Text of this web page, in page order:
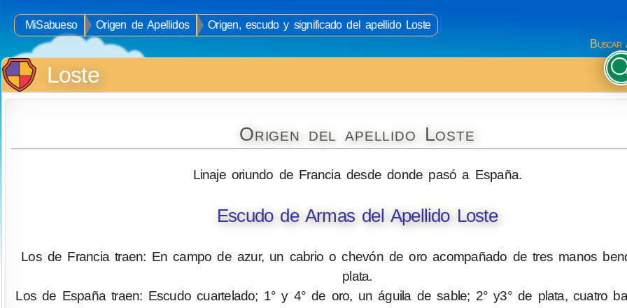
MiSabueso Origen de Apellidos
Origen, escudo y significado del apellido Loste
Buscar
Loste
Origen del apellido Loste
Linaje oriundo de Francia desde donde pasó a España.
Escudo de Armas del Apellido Loste
Los de Francia traen: En campo de azur, un cabrio o chevón de oro acompañado de tres manos
plata.
Los de España traen: Escudo cuartelado; 1° y 4° de oro, un águila de sable; 2° y3° de plata, cuatro